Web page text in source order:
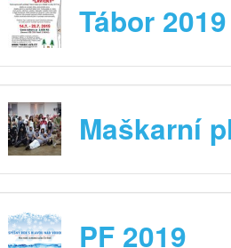
Tábor 2019
Maškarní
PF 2019